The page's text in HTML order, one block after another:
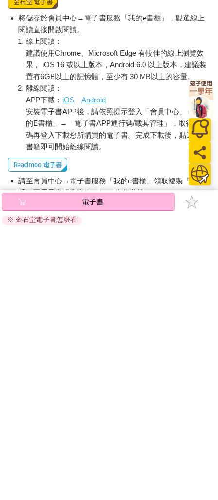
‧把自己當成編劇，讓畫面和感受盡可能真實。
4.視覺化冥想
‧閉上眼睛，想像自己坐上時光機，去到一年後的今天。
‧重溫顯化成功後的各種回憶，感受滿滿的感激跟正面情緒。
‧想像的畫面越清楚，越具體，越能夠提升內在頻率。
5.感謝宇宙和自己
‧完成冥想後，對宇宙及自己表達感謝：「Thank you so much for
everything. I love you.真的很謝謝宇宙和自己所做的一切。我愛你
們！」
‧把書寫的內容收藏好（放在一個自己不會一直去看的地方）。
6.行動與放下執著
‧相信自己的直覺，採取與顯化成功的你一致的行動。
‧放下對顯化過程的執著，相信一切會在完美的時間和地點發生。
‧若未按時實現，相信宇宙一定有更好的計畫。
7.練習每日感激
‧每天練習感激，幫助提升能量。
‧能量越高，顯化速度越快。
‧學會適時調整能量，透過感激回歸狀態。
將儲存於會員中心→電子書服務「我的e書櫃」，點選線上
閱讀直接開啟閱讀。
線上閱讀：
建議使用Chrome、Microsoft Edge 有較佳的線上瀏覽效
果， iOS 16 或以上版本，Android 6.0 以上版本，建議裝
置有6GB以上的記憶體，至少有 30 MB以上的容量。
離線閱讀：
APP下載： iOS
Android
安裝電子書APP後，請依照提示登入「會員中心」→「我
的E書櫃」→「電子書APP通行碼/載具管理」，取得通行
碼再登入下載您所購買的電子書。完成下載後，點選任一
書籍即可開始離線閱讀。
請至會員中心→電子書服務「我的e書櫃」領取複製『兌換
碼』至電子書服務商Readmoo進行兌換。
退換貨須知：
因版權保護，您在金石堂所購買的電子書僅能以金石堂專屬
電子書
※ 金石堂電子書怎麼看